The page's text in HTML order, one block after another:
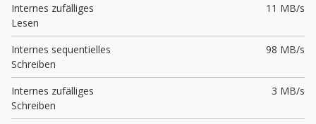
Internes zufälliges
Lesen
11 MB/s
Internes sequentielles
Schreiben
98 MB/s
Internes zufälliges
Schreiben
3 MB/s